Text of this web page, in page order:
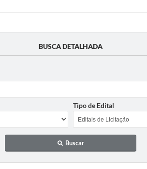
BUSCA DETALHADA
Tipo de Edital
Buscar